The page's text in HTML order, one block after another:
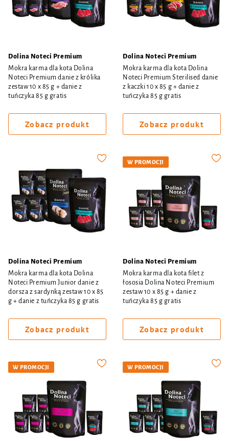
Dolina Noteci Premium
Mokra karma dla kota Dolina
Noteci Premium danie z królika
zestaw 10 x 85 g + danie z
tuńczyka 85 g gratis
Zobacz produkt
Dolina Noteci Premium
Mokra karma dla kota Dolina
Noteci Premium Sterilised danie
z kaczki 10 x 85 g + danie z
tuńczyka 85 g gratis
Zobacz produkt
Dolina Noteci Premium
Mokra karma dla kota Dolina
Noteci Premium Junior danie z
dorsza z sardynką zestaw 10 x 85
g + danie z tuńczyka 85 g gratis
Zobacz produkt
W PROMOCJI
Dolina Noteci Premium
Mokra karma dla kota filet z
łososia Dolina Noteci Premium
zestaw 10 x 85 g + danie z
tuńczyka 85 g gratis
Zobacz produkt
W PROMOCJI W PROMOCJI